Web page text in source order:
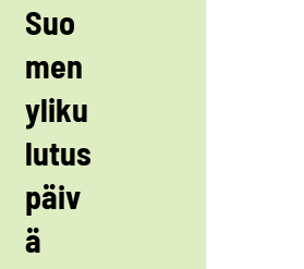
Suo
men
yliku
lutus
päiv
ä